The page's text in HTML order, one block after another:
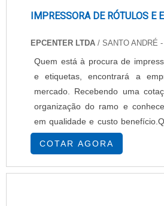
IMPRESSORA DE RÓTULOS E
EPCENTER LTDA / SANTO ANDRÉ
Quem está à procura de
e etiquetas, encontrará a
mercado. Recebendo uma
organização do ramo e
em qualidade e custo
é impressora de rótulos e
melhores profissionais da
excelente custo-benefício
COTAR AGORA